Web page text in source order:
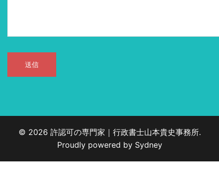
© 2026 許認可の専門家｜行政書士山本貴史事務所.
Proudly powered by Sydney